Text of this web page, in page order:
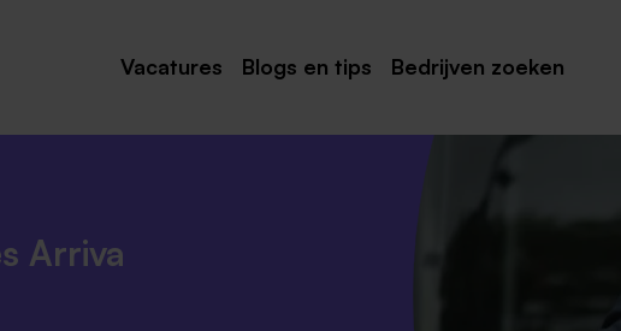
Vacatures
Maastricht
Blogs en tips Bedrijven zoeken
Arriva